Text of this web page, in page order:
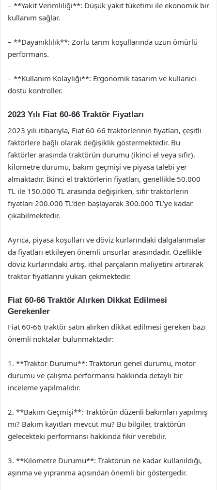
– **Yakıt Verimliliği**: Düşük yakıt tüketimi ile ekonomik bir
kullanım sağlar.
– **Dayanıklılık**: Zorlu tarım koşullarında uzun ömürlü
performans.
– **Kullanım Kolaylığı**: Ergonomik tasarım ve kullanıcı
dostu kontroller.
2023 Yılı Fiat 60-66 Traktör Fiyatları
2023 yılı itibarıyla, Fiat 60-66 traktörlerinin fiyatları, çeşitli
faktörlere bağlı olarak değişiklik göstermektedir. Bu
faktörler arasında traktörün durumu (ikinci el veya sıfır),
kilometre durumu, bakım geçmişi ve piyasa talebi yer
almaktadır. İkinci el traktörlerin fiyatları, genellikle 50.000
TL ile 150.000 TL arasında değişirken, sıfır traktörlerin
fiyatları 200.000 TL’den başlayarak 300.000 TL’ye kadar
çıkabilmektedir.
Ayrıca, piyasa koşulları ve döviz kurlarındaki dalgalanmalar
da fiyatları etkileyen önemli unsurlar arasındadır. Özellikle
döviz kurlarındaki artış, ithal parçaların maliyetini artırarak
traktör fiyatlarını yukarı çekmektedir.
Fiat 60-66 Traktör Alırken Dikkat Edilmesi
Gerekenler
Fiat 60-66 traktör satın alırken dikkat edilmesi gereken bazı
önemli noktalar bulunmaktadır:
1. **Traktör Durumu**: Traktörün genel durumu, motor
durumu ve çalışma performansı hakkında detaylı bir
inceleme yapılmalıdır.
2. **Bakım Geçmişi**: Traktörün düzenli bakımları yapılmış
mı? Bakım kayıtları mevcut mu? Bu bilgiler, traktörün
gelecekteki performansı hakkında fikir verebilir.
3. **Kilometre Durumu**: Traktörün ne kadar kullanıldığı,
aşınma ve yıpranma açısından önemli bir göstergedir.